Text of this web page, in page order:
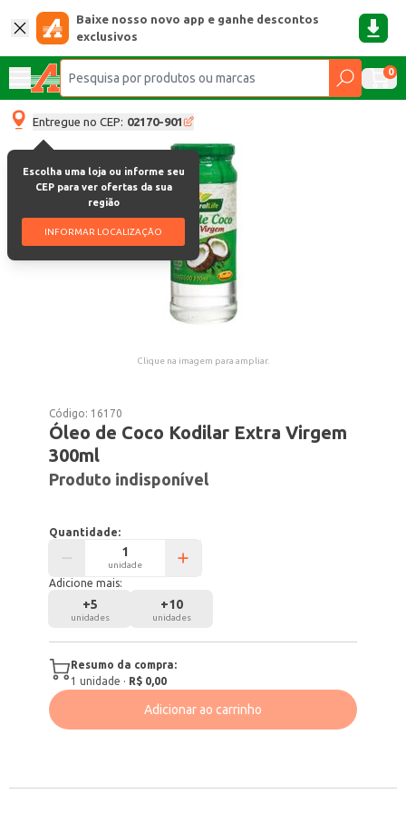
Baixe nosso novo app e ganhe descontos
exclusivos
0
Entregue no CEP: 02170-901
Escolha uma loja ou informe seu
CEP para ver ofertas da sua
região
INFORMAR LOCALIZAÇÃO
Clique na imagem para ampliar.
Código: 16170
Óleo de Coco Kodilar Extra Virgem
300ml
Produto indisponível
Quantidade:
unidade
Adicione mais:
+5
unidades
+10
unidades
Resumo da compra:
1 unidade · R$ 0,00
Adicionar ao carrinho